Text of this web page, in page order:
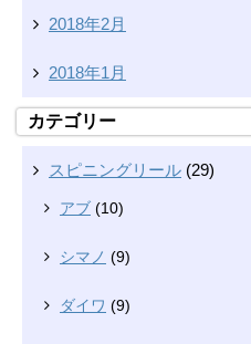
2018年2月
2018年1月
カテゴリー
スピニングリール (29)
アブ (10)
シマノ (9)
ダイワ (9)